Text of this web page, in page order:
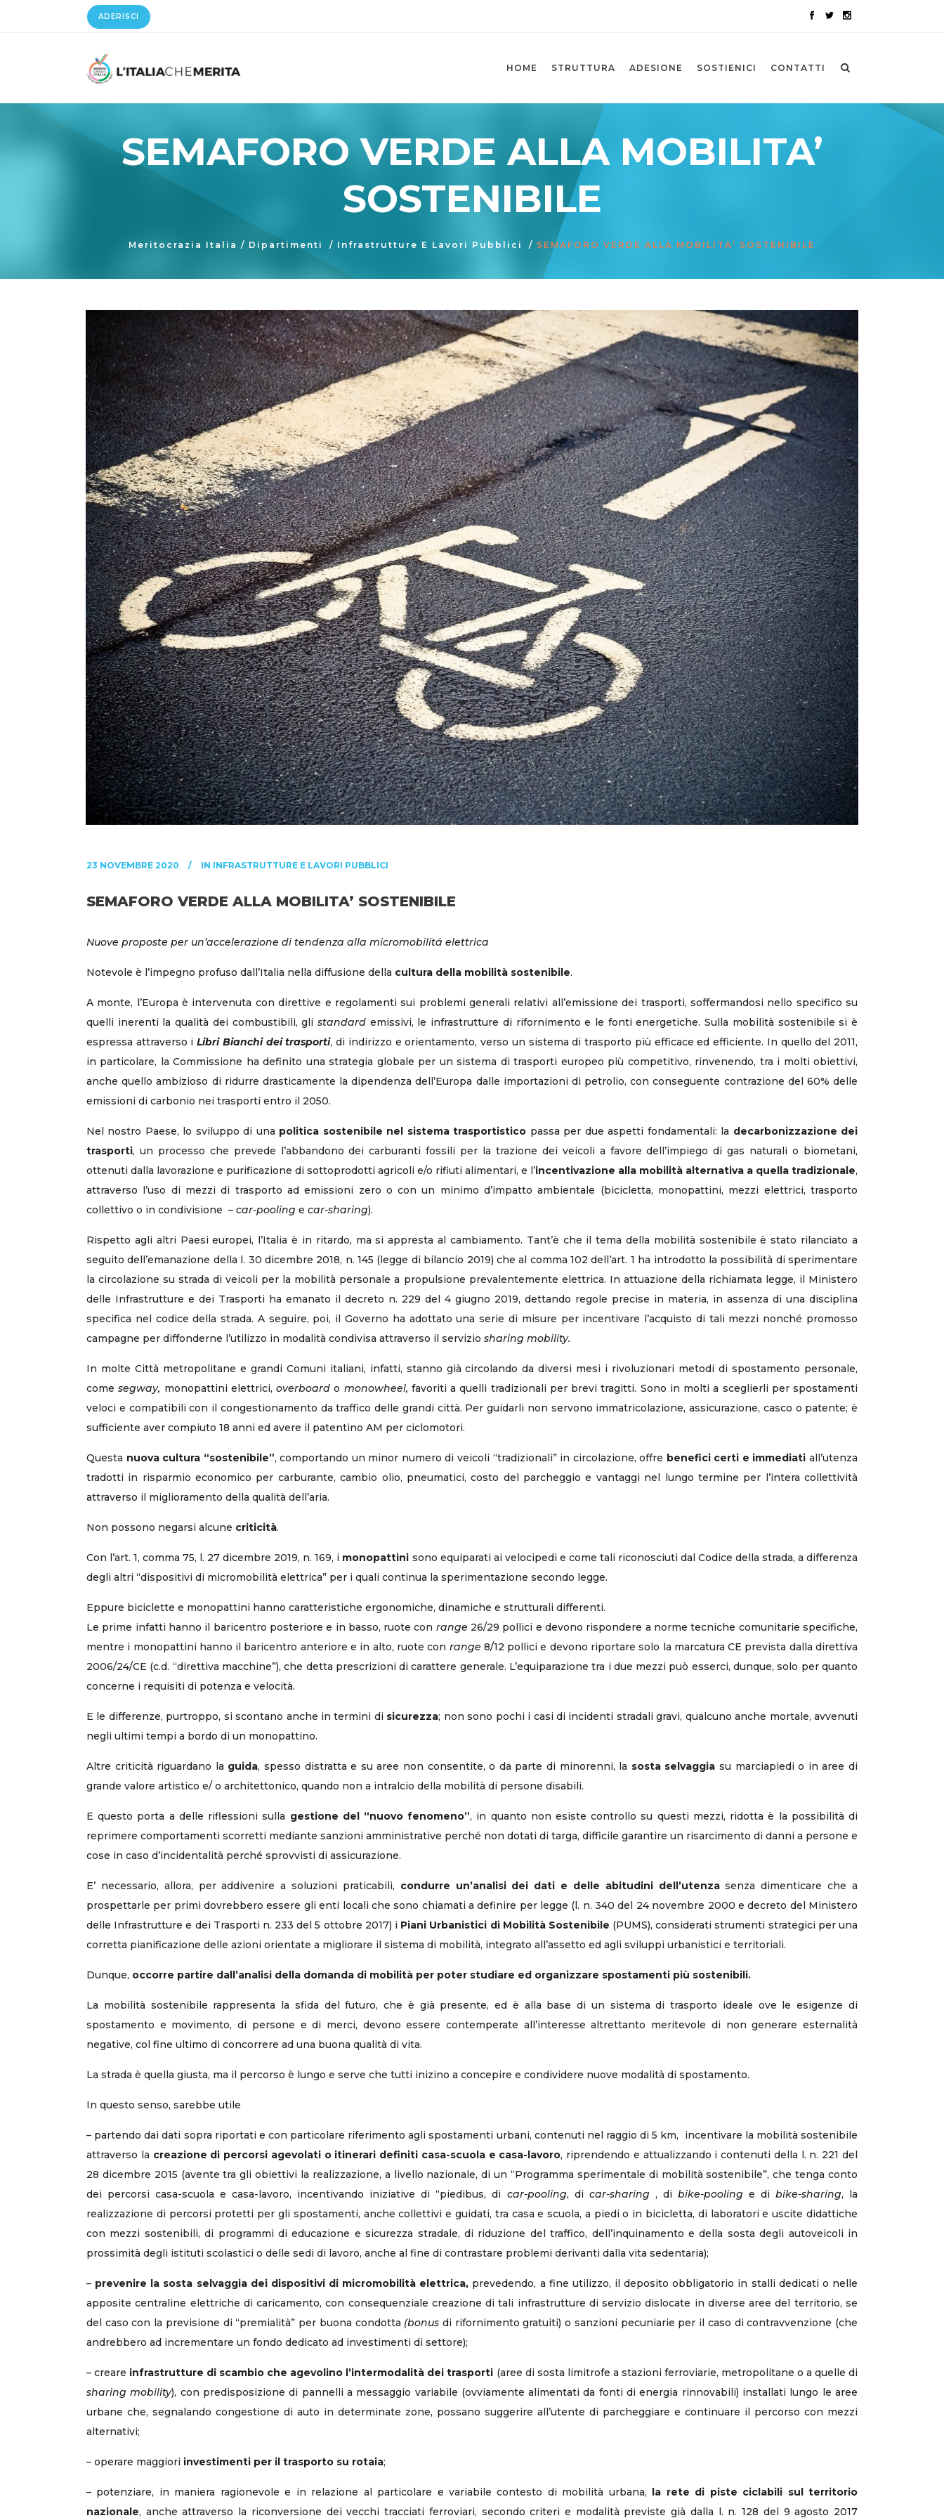
ADERISCI
HOME STRUTTURA ADESIONE SOSTIENICI CONTATTI
SEMAFORO VERDE ALLA MOBILITA’
SOSTENIBILE
Meritocrazia Italia / Dipartimenti / Infrastrutture E Lavori Pubblici / SEMAFORO VERDE ALLA MOBILITA’ SOSTENIBILE
23 NOVEMBRE 2020 IN INFRASTRUTTURE E LAVORI PUBBLICI
SEMAFORO VERDE ALLA MOBILITA’ SOSTENIBILE
Nuove proposte per un’accelerazione di tendenza alla micromobilitá elettrica
Notevole è l’impegno profuso dall’Italia nella diffusione della cultura della mobilità sostenibile.
A monte, l’Europa è intervenuta con direttive e regolamenti sui problemi generali relativi all’emissione dei trasporti, soffermandosi nello specifico su
quelli inerenti la qualità dei combustibili, gli standard emissivi, le infrastrutture di rifornimento e le fonti energetiche. Sulla mobilità sostenibile si è
espressa attraverso iLibri Bianchi dei trasporti, di indirizzo e orientamento, verso un sistema di trasporto più efficace ed efficiente. In quello del 2011,
in particolare, la Commissione ha definito una strategia globale per un sistema di trasporti europeo più competitivo, rinvenendo, tra i molti obiettivi,
anche quello ambizioso di ridurre drasticamente la dipendenza dell’Europa dalle importazioni di petrolio, con conseguente contrazione del 60% delle
emissioni di carbonio nei trasporti entro il 2050.
Nel nostro Paese, lo sviluppo di una politica sostenibile nel sistema trasportistico passa per due aspetti fondamentali: la decarbonizzazione dei
trasporti, un processo che prevede l’abbandono dei carburanti fossili per la trazione dei veicoli a favore dell’impiego di gas naturali o biometani,
ottenuti dalla lavorazione e purificazione di sottoprodotti agricoli e/o rifiuti alimentari, e l’incentivazione alla mobilità alternativa a quella tradizionale,
attraverso l’uso di mezzi di trasporto ad emissioni zero o con un minimo d’impatto ambientale (bicicletta, monopattini, mezzi elettrici, trasporto
collettivo o in condivisione – car-pooling e car-sharing).
Rispetto agli altri Paesi europei, l’Italia è in ritardo, ma si appresta al cambiamento. Tant’è che il tema della mobilità sostenibile è stato rilanciato a
seguito dell’emanazione della l. 30 dicembre 2018, n. 145 (legge di bilancio 2019) che al comma 102 dell’art. 1 ha introdotto la possibilità di sperimentare
la circolazione su strada di veicoli per la mobilità personale a propulsione prevalentemente elettrica. In attuazione della richiamata legge, il Ministero
delle Infrastrutture e dei Trasporti ha emanato il decreto n. 229 del 4 giugno 2019, dettando regole precise in materia, in assenza di una disciplina
specifica nel codice della strada. A seguire, poi, il Governo ha adottato una serie di misure per incentivare l’acquisto di tali mezzi nonché promosso
campagne per diffonderne l’utilizzo in modalità condivisa attraverso il servizio sharing mobility.
In molte Città metropolitane e grandi Comuni italiani, infatti, stanno già circolando da diversi mesi i rivoluzionari metodi di spostamento personale,
comesegway, monopattini elettrici, overboard o monowheel, favoriti a quelli tradizionali per brevi tragitti. Sono in molti a sceglierli per spostamenti
veloci e compatibili con il congestionamento da traffico delle grandi città. Per guidarli non servono immatricolazione, assicurazione, casco o patente; è
sufficiente aver compiuto 18 anni ed avere il patentino AM per ciclomotori.
Questa nuova cultura “sostenibile”, comportando un minor numero di veicoli “tradizionali” in circolazione, offre benefici certi e immediati all’utenza
tradotti in risparmio economico per carburante, cambio olio, pneumatici, costo del parcheggio e vantaggi nel lungo termine per l’intera collettività
attraverso il miglioramento della qualità dell’aria.
Non possono negarsi alcune criticità.
Con l’art. 1, comma 75, l. 27 dicembre 2019, n. 169, i monopattini sono equiparati ai velocipedi e come tali riconosciuti dal Codice della strada, a differenza
degli altri “dispositivi di micromobilità elettrica” per i quali continua la sperimentazione secondo legge.
Eppure biciclette e monopattini hanno caratteristiche ergonomiche, dinamiche e strutturali differenti.
Le prime infatti hanno il baricentro posteriore e in basso, ruote con range 26/29 pollici e devono rispondere a norme tecniche comunitarie specifiche,
mentre i monopattini hanno il baricentro anteriore e in alto, ruote con range 8/12 pollici e devono riportare solo la marcatura CE prevista dalla direttiva
2006/24/CE (c.d. “direttiva macchine”), che detta prescrizioni di carattere generale. L’equiparazione tra i due mezzi può esserci, dunque, solo per quanto
concerne i requisiti di potenza e velocità.
E le differenze, purtroppo, si scontano anche in termini di sicurezza; non sono pochi i casi di incidenti stradali gravi, qualcuno anche mortale, avvenuti
negli ultimi tempi a bordo di un monopattino.
Altre criticità riguardano la guida, spesso distratta e su aree non consentite, o da parte di minorenni, la sosta selvaggia su marciapiedi o in aree di
grande valore artistico e/ o architettonico, quando non a intralcio della mobilità di persone disabili.
E questo porta a delle riflessioni sulla gestione del “nuovo fenomeno”, in quanto non esiste controllo su questi mezzi, ridotta è la possibilità di
reprimere comportamenti scorretti mediante sanzioni amministrative perché non dotati di targa, difficile garantire un risarcimento di danni a persone e
cose in caso d’incidentalità perché sprovvisti di assicurazione.
E’ necessario, allora, per addivenire a soluzioni praticabili, condurre un’analisi dei dati e delle abitudini dell’utenzasenza dimenticare che a
prospettarle per primi dovrebbero essere gli enti locali che sono chiamati a definire per legge (l. n. 340 del 24 novembre 2000 e decreto del Ministero
delle Infrastrutture e dei Trasporti n. 233 del 5 ottobre 2017) i Piani Urbanistici di Mobilità Sostenibile (PUMS), considerati strumenti strategici per una
corretta pianificazione delle azioni orientate a migliorare il sistema di mobilità, integrato all’assetto ed agli sviluppi urbanistici e territoriali.
Dunque, occorre partire dall’analisi della domanda di mobilità per poter studiare ed organizzare spostamenti più sostenibili.
La mobilità sostenibile rappresenta la sfida del futuro, che è già presente, ed è alla base di un sistema di trasporto ideale ove le esigenze di
spostamento e movimento, di persone e di merci, devono essere contemperate all’interesse altrettanto meritevole di non generare esternalità
negative, col fine ultimo di concorrere ad una buona qualità di vita.
La strada è quella giusta, ma il percorso è lungo e serve che tutti inizino a concepire e condividere nuove modalità di spostamento.
In questo senso, sarebbe utile
– partendo dai dati sopra riportati e con particolare riferimento agli spostamenti urbani, contenuti nel raggio di 5 km, incentivare la mobilità sostenibile
attraverso la creazione di percorsi agevolati o itinerari definiti casa-scuola e casa-lavoro, riprendendo e attualizzando i contenuti della l. n. 221 del
28 dicembre 2015 (avente tra gli obiettivi la realizzazione, a livello nazionale, di un “Programma sperimentale di mobilità sostenibile”, che tenga conto
dei percorsi casa-scuola e casa-lavoro, incentivando iniziative di “piedibus, di car-pooling, di car-sharing , di bike-pooling e di bike-sharing, la
realizzazione di percorsi protetti per gli spostamenti, anche collettivi e guidati, tra casa e scuola, a piedi o in bicicletta, di laboratori e uscite didattiche
con mezzi sostenibili, di programmi di educazione e sicurezza stradale, di riduzione del traffico, dell’inquinamento e della sosta degli autoveicoli in
prossimità degli istituti scolastici o delle sedi di lavoro, anche al fine di contrastare problemi derivanti dalla vita sedentaria);
– prevenire la sosta selvaggia dei dispositivi di micromobilità elettrica, prevedendo, a fine utilizzo, il deposito obbligatorio in stalli dedicati o nelle
apposite centraline elettriche di caricamento, con consequenziale creazione di tali infrastrutture di servizio dislocate in diverse aree del territorio, se
del caso con la previsione di “premialità” per buona condotta (bonus di rifornimento gratuiti) o sanzioni pecuniarie per il caso di contravvenzione (che
andrebbero ad incrementare un fondo dedicato ad investimenti di settore);
– creare infrastrutture di scambio che agevolino l’intermodalità dei trasporti (aree di sosta limitrofe a stazioni ferroviarie, metropolitane o a quelle di
sharing mobility), con predisposizione di pannelli a messaggio variabile (ovviamente alimentati da fonti di energia rinnovabili) installati lungo le aree
urbane che, segnalando congestione di auto in determinate zone, possano suggerire all’utente di parcheggiare e continuare il percorso con mezzi
alternativi;
– operare maggiori investimenti per il trasporto su rotaia;
– potenziare, in maniera ragionevole e in relazione al particolare e variabile contesto di mobilità urbana, la rete di piste ciclabili sul territorio
nazionale, anche attraverso la riconversione dei vecchi tracciati ferroviari, secondo criteri e modalità previste già dalla l. n. 128 del 9 agosto 2017